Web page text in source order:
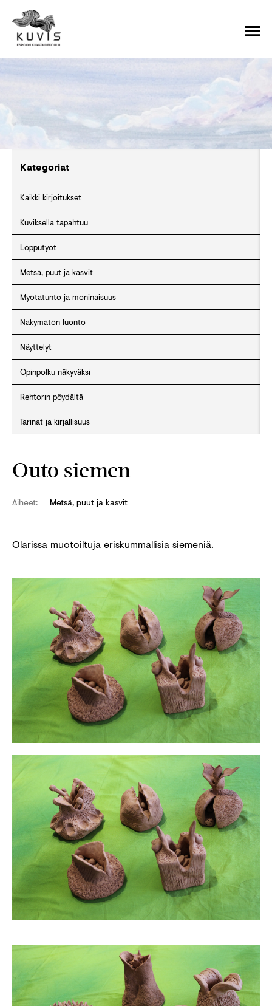
Kategoriat
Kaikki kirjoitukset
Kuviksella tapahtuu
Lopputyöt
Metsä, puut ja kasvit
Myötätunto ja moninaisuus
Näkymätön luonto
Näyttelyt
Opinpolku näkyväksi
Rehtorin pöydältä
Tarinat ja kirjallisuus
Outo siemen
Aiheet: Metsä, puut ja kasvit
Olarissa muotoiltuja eriskummallisia siemeniä.